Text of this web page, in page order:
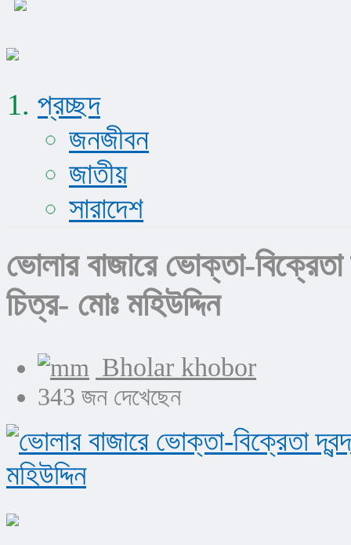
প্রচ্ছদ
জনজীবন
জাতীয়
সারাদেশ
ভোলার বাজারে ভোক্তা-বিক্রেতা
চিত্র- মোঃ মহিউদ্দিন
Bholar khobor
343 জন দেখেছেন